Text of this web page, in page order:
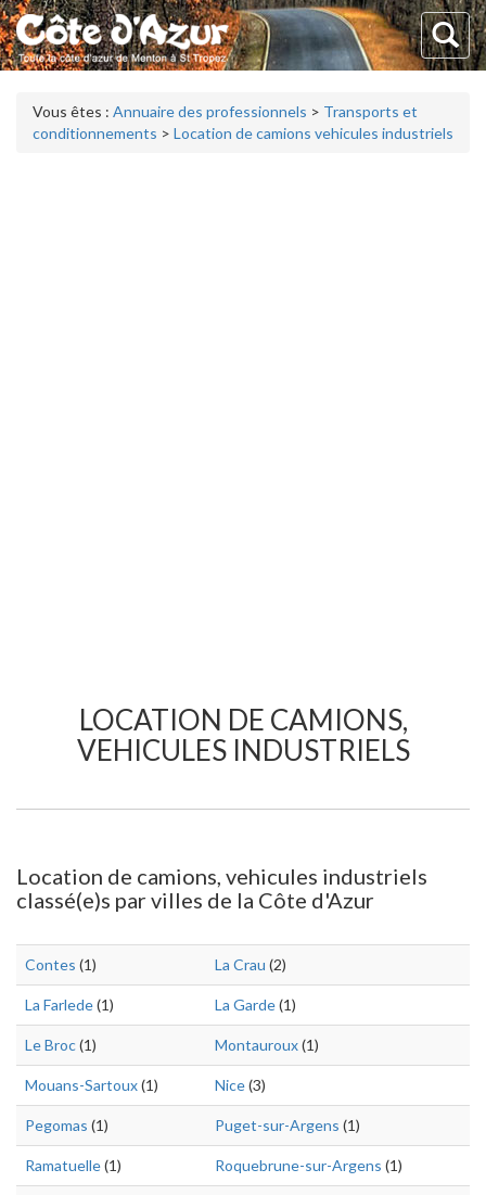
Vous êtes : Annuaire des professionnels > Transports et
conditionnements > Location de camions vehicules industriels
LOCATION DE CAMIONS,
VEHICULES INDUSTRIELS
Location de camions, vehicules industriels
classé(e)s par villes de la Côte d'Azur
Contes (1) La Crau (2)
La Farlede(1) La Garde(1)
Le Broc(1) Montauroux(1)
Mouans-Sartoux(1) Nice(3)
Pegomas (1) Puget-sur-Argens (1)
Ramatuelle(1) Roquebrune-sur-Argens (1)